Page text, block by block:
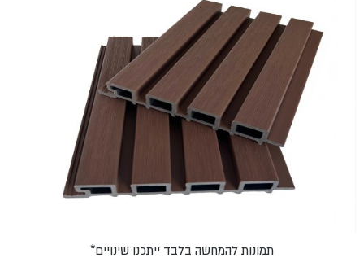
*תמונות להמחשה בלבד ייתכנו שינויים